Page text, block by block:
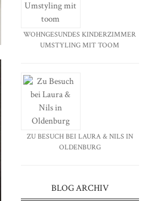
WOHNGESUNDES KINDERZIMMER
UMSTYLING MIT TOOM
ZU BESUCH BEI LAURA & NILS IN
OLDENBURG
BLOG ARCHIV